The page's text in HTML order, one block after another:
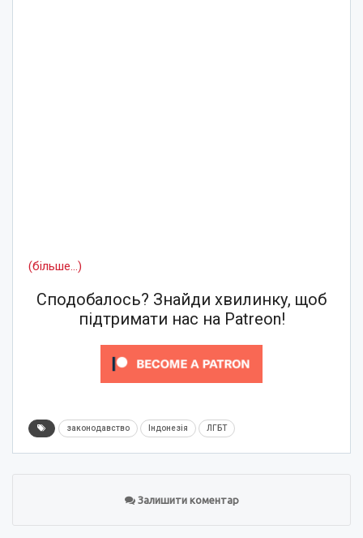
(більше…)
Сподобалось? Знайди хвилинку, щоб
підтримати нас на Patreon!
законодавство Індонезія ЛГБТ
Залишити коментар